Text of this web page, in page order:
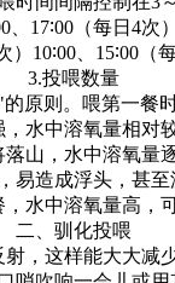
17∶00 （每日 4次）
） 10∶00 15∶00 （
3.投喂数量
的原则。喂第一餐
水中溶氧量相对
山，水中溶氧量
易造成浮头，甚
，水中溶氧量高，
二、驯化投喂
，这样能大大减